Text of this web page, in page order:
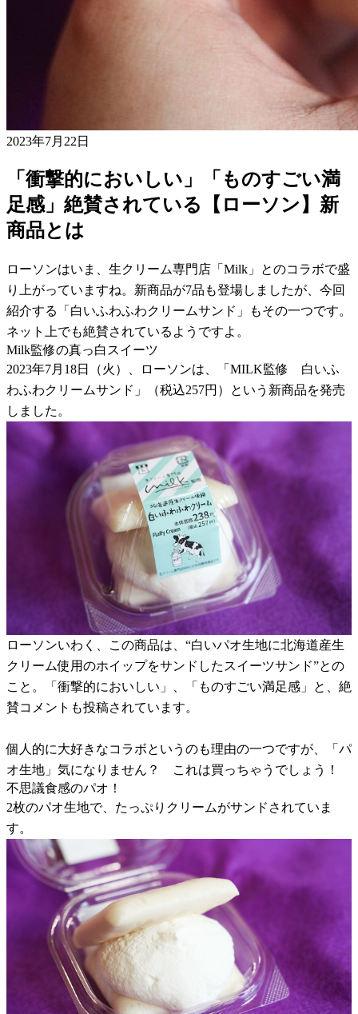
2023年7月22日
「衝撃的においしい」「ものすごい満
足感」絶賛されている【ローソン】新
商品とは
ローソンはいま、生クリーム専門店「Milk」とのコラボで盛
り上がっていますね。新商品が7品も登場しましたが、今回
紹介する「白いふわふわクリームサンド」もその一つです。
ネット上でも絶賛されているようですよ。
Milk監修の真っ白スイーツ
2023年7月18日（火）、ローソンは、「MILK監修 白いふ
わふわクリームサンド」（税込257円）という新商品を発売
しました。
ローソンいわく、この商品は、“白いパオ生地に北海道産生
クリーム使用のホイップをサンドしたスイーツサンド”との
こと。「衝撃的においしい」、「ものすごい満足感」と、絶
賛コメントも投稿されています。
個人的に大好きなコラボというのも理由の一つですが、「パ
オ生地」気になりません？ これは買っちゃうでしょう！
不思議食感のパオ！
2枚のパオ生地で、たっぷりクリームがサンドされていま
す。